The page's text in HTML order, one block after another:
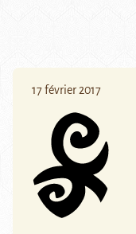
17 février 2017